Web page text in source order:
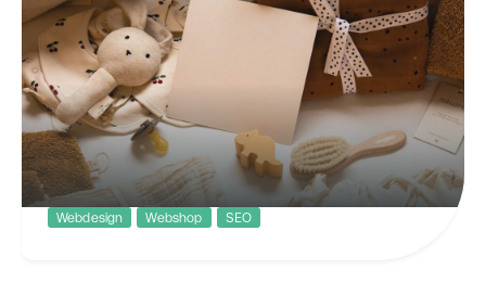
Webdesign Webshop SEO